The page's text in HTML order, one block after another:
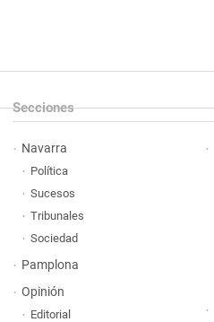
Secciones
Navarra
Política
Sucesos
Tribunales
Sociedad
Pamplona
Opinión
Editorial